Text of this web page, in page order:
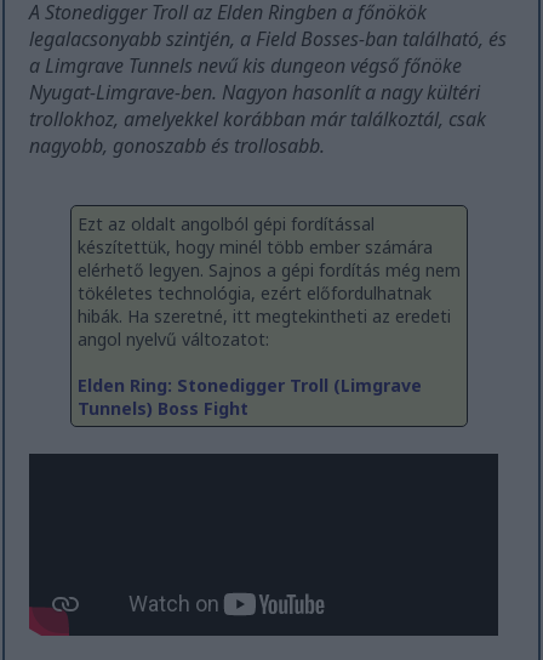
A Stonedigger Troll az Elden Ringben a főnökök
legalacsonyabb szintjén, a Field Bosses-ban található, és
a Limgrave Tunnels nevű kis dungeon végső főnöke
Nyugat-Limgrave-ben. Nagyon hasonlít a nagy kültéri
trollokhoz, amelyekkel korábban már találkoztál, csak
nagyobb, gonoszabb és trollosabb.
Ezt az oldalt angolból gépi fordítással
készítettük, hogy minél több ember számára
elérhető legyen. Sajnos a gépi fordítás még nem
tökéletes technológia, ezért előfordulhatnak
hibák. Ha szeretné, itt megtekintheti az eredeti
angol nyelvű változatot:
Elden Ring: Stonedigger Troll (Limgrave
Tunnels) Boss Fight